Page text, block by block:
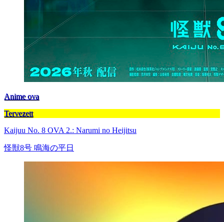
Anime ova
Tervezett
Kaijuu No. 8 OVA 2.: Narumi no Heijitsu
怪獣8号 鳴海の平日